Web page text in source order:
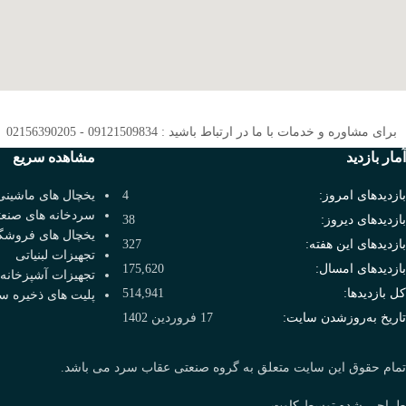
برای مشاوره و خدمات با ما در ارتباط باشید : 09121509834 - 02156390205
آمار بازدید
بازدیدهای امروز:
4
بازدیدهای دیروز:
38
بازدیدهای این هفته:
327
بازدیدهای امسال:
175,620
کل بازدیدها:
514,941
تاریخ به‌روزشدن سایت:
17 فروردین 1402
مشاهده سریع
یخچال های
سردخانه های
یخچال های
تجهیزات لبنیاتی
تجهیزات آشپزخانه
پلیت های ذخیره
تمام حقوق این سایت متعلق به گروه صنعتی عقاب سرد می باشد.